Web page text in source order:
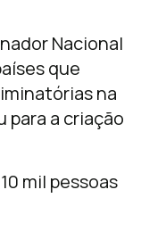
Nacional
que
na
para a criação
mil pessoas